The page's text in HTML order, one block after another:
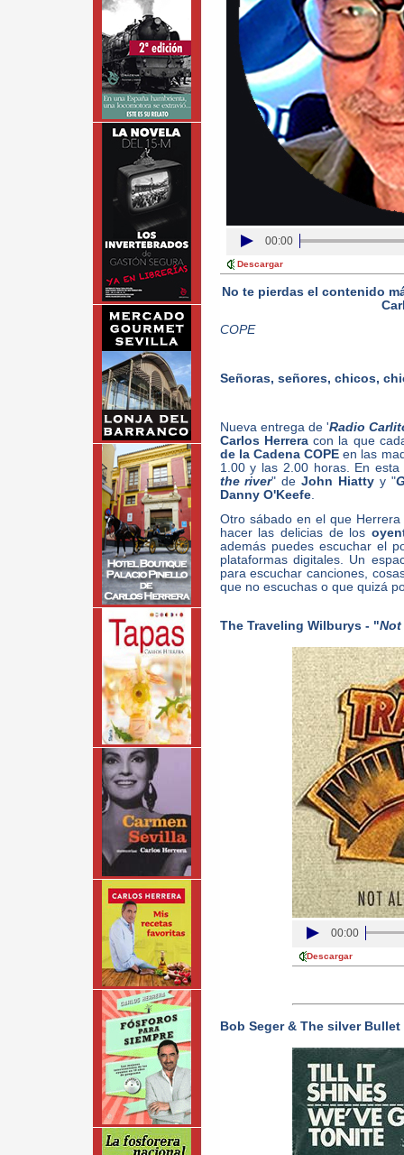
00:00
Descargar
No te pierdas el contenido
COPE
Señoras, señores, chicos,
Nueva entrega de 'Radio
Carlos Herreracon la que
de la Cadena COPEen las
1.00 y las 2.00 horas. En
the river" deJohn Hiattyy "
Danny O'Keefe.
Otro sábado en el que
hacer las delicias de los
además puedes escuchar el
plataformas digitales. Un
para escuchar canciones,
que no escuchas o que quizá
The Traveling Wilburys - "Not
00:00
Descargar
Bob Seger & The silver